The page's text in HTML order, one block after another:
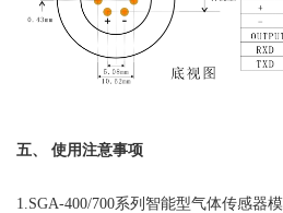
五、 使用注意事项
1.SGA-400/700系列智能型气体传感器